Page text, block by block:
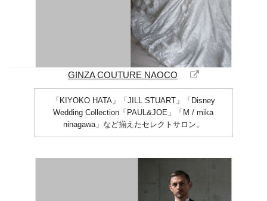
GINZA COUTURE NAOCO
「KIYOKO HATA」「JILL STUART」「Disney
Wedding Collection「PAUL&JOE」「M / mika
ninagawa」など揃えたセレクトサロン。